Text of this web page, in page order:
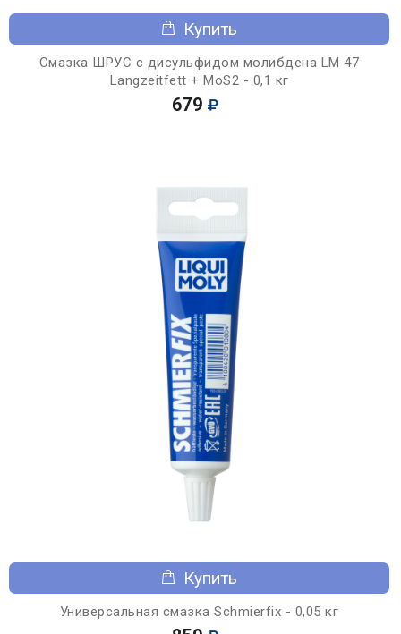
Купить
Смазка ШРУС с дисульфидом молибдена LM 47
Langzeitfett + MoS2 - 0,1 кг
679
Купить
Универсальная смазка Schmierfix - 0,05 кг